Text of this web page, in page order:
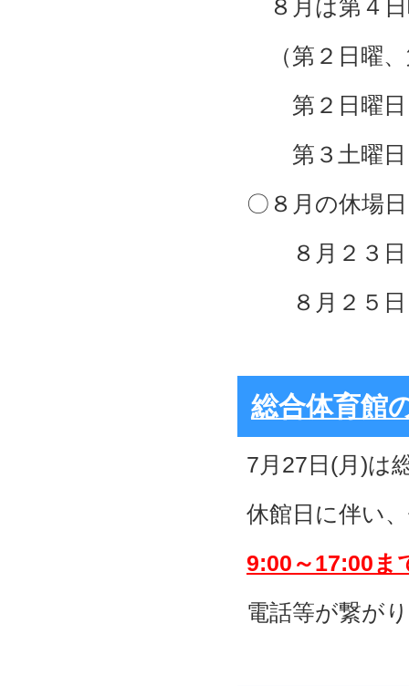
８月は第４日
（第２日曜、
第２日曜日
第３土曜日
〇８月の休場日
８月２３日
８月２５日
総合体育館
7月27日(月)は
休館日に伴い
9:00～17:00ま
電話等が繋が